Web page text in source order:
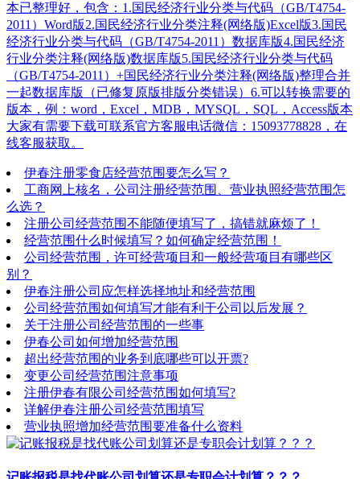
本已整理好，包含：1.国民经济行业分类与代码（GB/T4754-
2011）Word版2.国民经济行业分类注释(网络版)Excel版3.国民
经济行业分类与代码（GB/T4754-2011）数据库版4.国民经济
行业分类注释(网络版)数据库版5.国民经济行业分类与代码
（GB/T4754-2011）+国民经济行业分类注释(网络版)整理合并
一起数据库版（已修复原版排版分类错误）6.可以转换需要的
版本，例：word，Excel，MDB，MYSQL，SQL，Access版本
大家有需要下载可联系官方客服电话微信：15093778828，在
线客服获取。
伊春注册零食店经营范围要怎么写？
工商网上核名，公司注册经营范围、营业执照经营范围怎
么选？
注册公司经营范围不能随便填写了，搞错就麻烦了！
经营范围什么时候填写？如何确定经营范围！
公司经营范围，许可经营项目和一般经营项目有哪些区
别？
伊春注册公司应怎样选择地址和经营范围
公司经营范围如何填写才能有利于公司以后发展？
关于注册公司经营范围的一些事
伊春公司如何增加经营范围
超出经营范围的业务到底哪些可以开票?
变更公司经营范围注意事项
注册伊春有限公司经营范围如何填写?
详解伊春注册公司经营范围填写
营业执照增加经营范围要准备什么资料